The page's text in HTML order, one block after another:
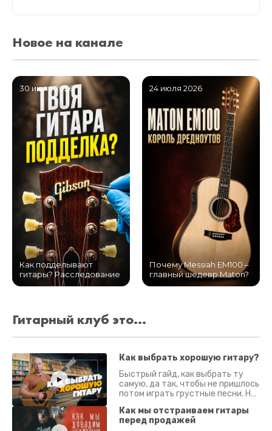
Новое на канале
30 июля 2026
Как подделывают
гитары? Расследование
24 июля 2026
Почему Messiah EM100 –
главный шедевр Maton?
Гитарный клуб это...
Как выбрать хорошую гитару?
Быстрый гайд, как выбрать ту
самую, да так, чтобы не пришлось
потом играть грустные песни. На
Как мы отстраиваем гитары
перед продажей